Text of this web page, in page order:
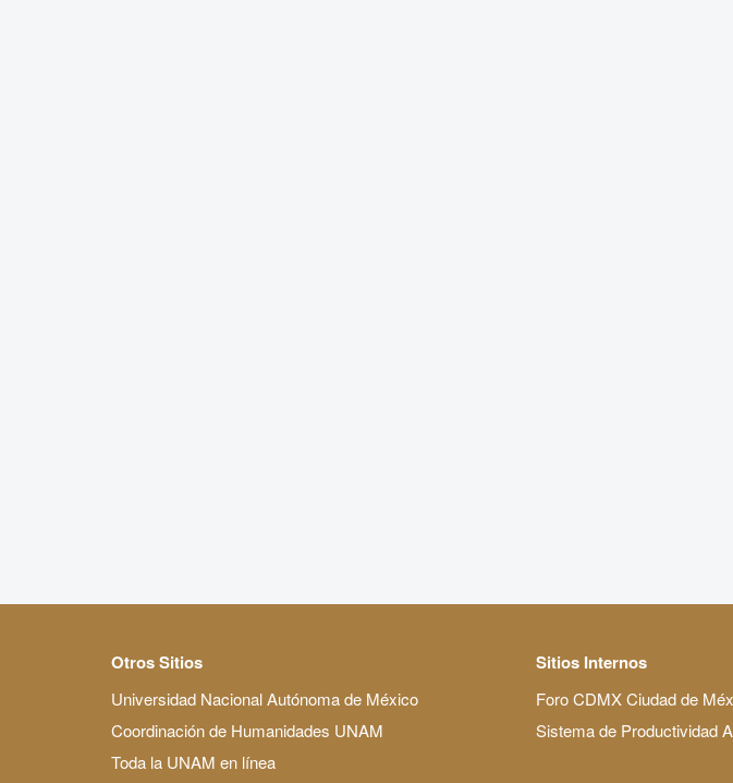
Otros Sitios
Universidad Nacional Autónoma de México
Coordinación de Humanidades UNAM
Toda la UNAM en línea
Sitios Internos
Foro CDMX Ciudad de
Sistema de Productividad